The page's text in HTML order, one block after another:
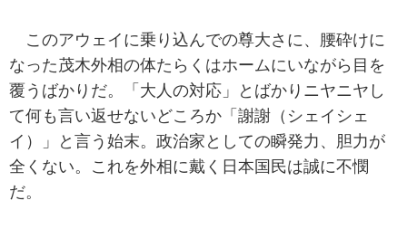
このアウェイに乗り込んでの尊大さに、腰砕けに
なった茂木外相の体たらくはホームにいながら目を
覆うばかりだ。「大人の対応」とばかりニヤニヤし
て何も言い返せないどころか「謝謝（シェイシェ
イ）」と言う始末。政治家としての瞬発力、胆力が
全くない。これを外相に戴く日本国民は誠に不憫
だ。